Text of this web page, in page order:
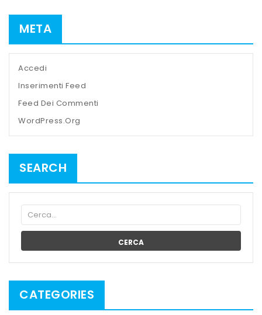
META
Accedi
Inserimenti Feed
Feed Dei Commenti
WordPress.org
SEARCH
CERCA
CATEGORIES